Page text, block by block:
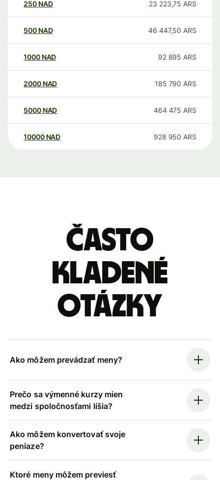
250 NAD 23 223,75 ARS
500 NAD 46 447,50 ARS
1000 NAD 92 895 ARS
2000 NAD 185 790 ARS
5000 NAD 464 475 ARS
10000 NAD 928 950 ARS
Často
kladené
otázky
Ako môžem prevádzať meny?
Prečo sa výmenné kurzy mien
medzi spoločnosťami líšia?
Ako môžem konvertovať svoje
peniaze?
Ktoré meny môžem previesť